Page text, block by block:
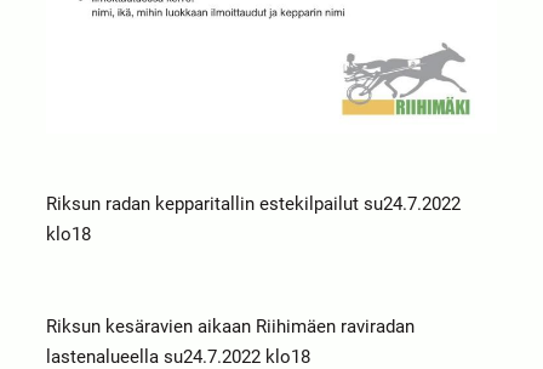
Riksun radan kepparitallin estekilpailut su24.7.2022
klo18
Riksun kesäravien aikaan Riihimäen raviradan
lastenalueella su24.7.2022 klo18